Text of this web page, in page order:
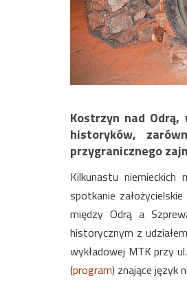
Kostrzyn nad
historyków,
przygranicznego
Kilkunastu
spotkanie
między Odrą a
historycznym z
wykładowej MTK przy
(program) znające język